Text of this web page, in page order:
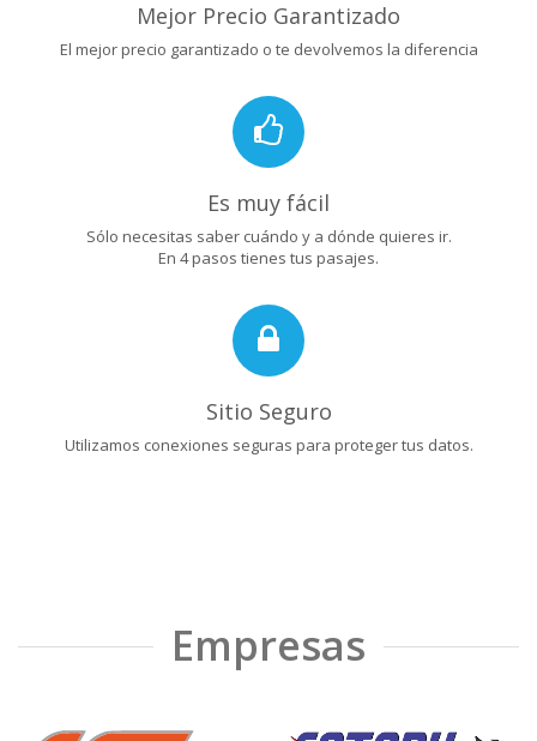
Mejor Precio Garantizado
El mejor precio garantizado o te devolvemos la diferencia
Es muy fácil
Sólo necesitas saber cuándo y a dónde quieres ir.
En 4 pasos tienes tus pasajes.
Sitio Seguro
Utilizamos conexiones seguras para proteger tus datos.
Empresas